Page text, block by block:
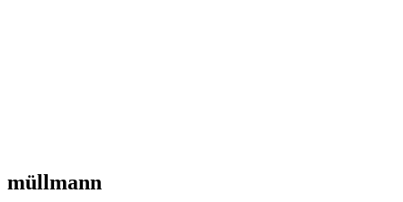
müllmann